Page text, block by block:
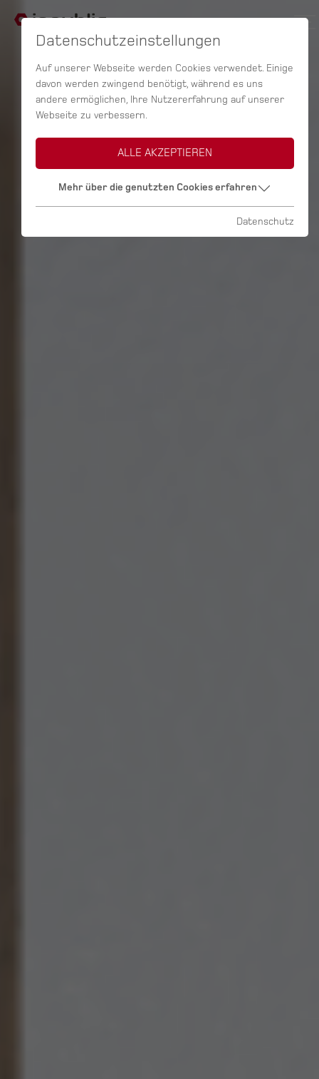
Datenschutzeinstellungen
Auf unserer Webseite werden Cookies verwendet. Einige
davon werden zwingend benötigt, während es uns
andere ermöglichen, Ihre Nutzererfahrung auf unserer
Webseite zu verbessern.
ALLE AKZEPTIEREN
Mehr über die genutzten Cookies erfahren
Datenschutz